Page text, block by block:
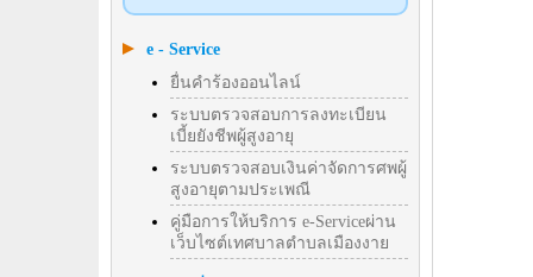
e - Service
ยื่นคำร้องออนไลน์
ระบบตรวจสอบการลงทะเบียน
เบี้ยยังชีพผู้สูงอายุ
ระบบตรวจสอบเงินค่าจัดการศพผู้
สูงอายุตามประเพณี
คู่มือการให้บริการ e-Serviceผ่าน
เว็บไซต์เทศบาลตำบลเมืองงาย